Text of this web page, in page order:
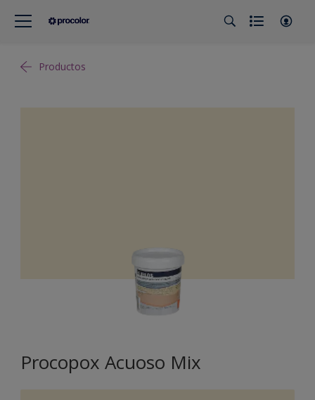
Productos
Procopox Acuoso Mix